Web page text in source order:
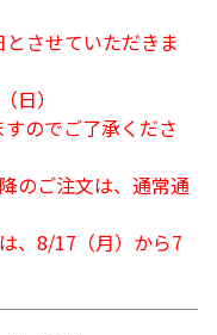
させていただきま
日）
のでご了承くださ
のご注文は、通常通
、8/17（月）から7